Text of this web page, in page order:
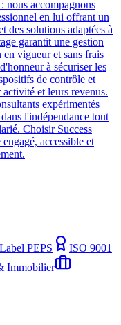
nous accompagnons
en lui offrant un
des solutions adaptées à
garantit une gestion
vigueur et sans frais
à sécuriser les
de contrôle et
et leurs revenus.
expérimentés
l'indépendance tout
Choisir Success
accessible et
Label PEPS
ISO 9001
Immobilier